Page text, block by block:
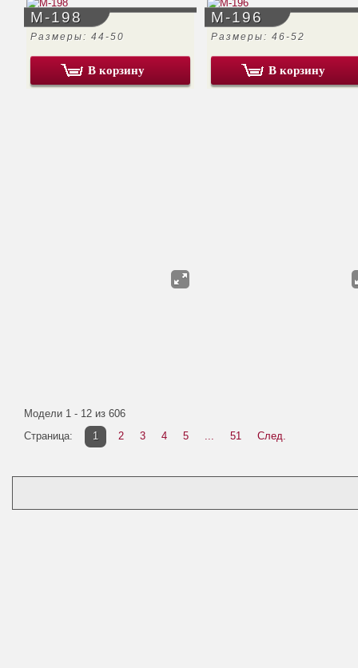
М-198
Размеры: 44-50
В корзину
М-196
Размеры: 46-52
В корзину
Модели 1 - 12 из 606
Страница:
1 2 3 4 5 ... 51 След.